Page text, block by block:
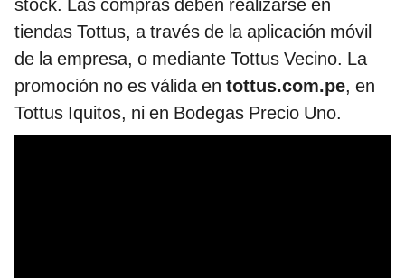
stock. Las compras deben realizarse en
tiendas Tottus, a través de la aplicación móvil
de la empresa, o mediante Tottus Vecino. La
promoción no es válida en tottus.com.pe, en
Tottus Iquitos, ni en Bodegas Precio Uno.